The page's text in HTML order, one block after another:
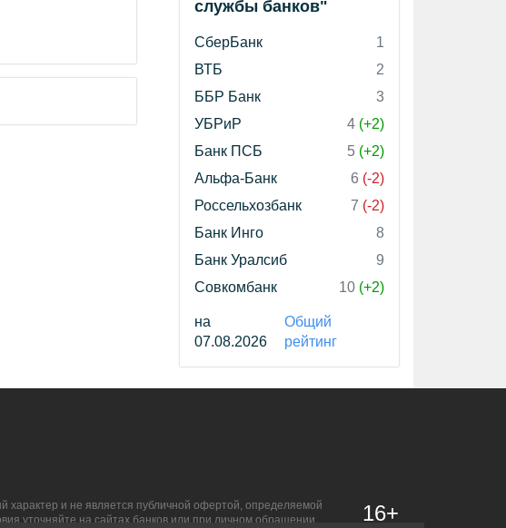
службы банков"
СберБанк
1
ВТБ
2
ББР Банк
3
УБРиР
4 (+2)
Банк ПСБ
5 (+2)
Альфа-Банк
6 (-2)
Россельхозбанк
7 (-2)
Банк Инго
8
Банк Уралсиб
9
Совкомбанк
10 (+2)
на
07.08.2026
Общий
рейтинг
характер и не является публичной офертой, определяемой
уточняйте на сайтах банков или при личном обращении.
16+